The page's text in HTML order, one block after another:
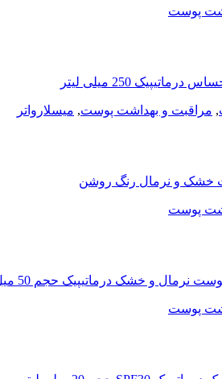
پوست
250 میلی لیتر
, مراقبت و بهداشت پوست, میسلارواتر
خشک ‌و نرمال رنگ روشن
پوست
نرمال و خشک درماتیپیک حجم 50 میل
پوست